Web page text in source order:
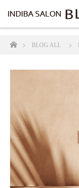
ホームBLOG ALL